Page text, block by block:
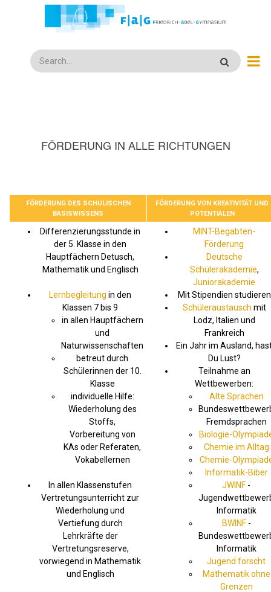
Search
FÖRDERUNG IN ALLE RICHTUNGEN
FÖRDERUNG DES SCHULISCHEN
BASISWISSENS
FÖRDERUNG VON KREATIVITÄT UND
POTENTIALEN
Differenzierungsstunde in
der 5. Klasse in den
Hauptfächern Detusch,
Mathematik und Englisch
Lernbegleitung in den
Klassen 7 bis 9
in allen Hauptfächern
und
Naturwissenschaften
betreut durch
Schülerinnen der 10.
Klasse
individuelle Hilfe:
Wiederholung des
Stoffs,
Vorbereitung von
KAs oder Referaten,
Vokabellernen
In allen Klassenstufen
Vertretungsunterricht zur
Wiederholung und
Vertiefung durch
Lehrkräfte der
Vertretungsreserve,
vorwiegend in Mathematik
und Englisch
MINT-Begabten-
Förderung
Deutsche
Schülerakademie,
Juniorakademie
Mit Stipendien studieren
Schüleraustausch mit
Lodz, Italien und
Frankreich
Ein Jahr im Ausland,
Du Lust?
Teilnahme an
Wettbewerben:
Alte Sprachen
Fremdsprachen
Biologie-
Chemie im Alltag
Chemie-
Informatik-Biber
JWINF -
Informatik
BWINF-
Informatik
Jugend forscht
Mathematik ohne
Grenzen